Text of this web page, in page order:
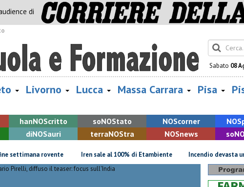
di
Sabato 08
Livorno Lucca Massa Carrara Pisa
hanNOScritto soNOStato NOScorner NOS
diNOSauri terraNOStra NOSnews so
rovente Iren sale al 100% di Etambiente Incendio devasta un